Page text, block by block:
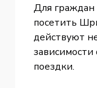
Для
посетить
действуют
поездки.